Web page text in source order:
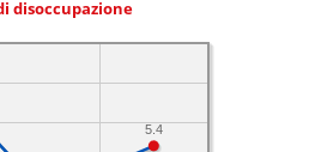
disoccupazione
5.4